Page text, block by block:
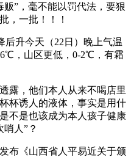
”，毫不能以罚代法，要狠
，一批！！！
升今天（22日）晚上气温
，山区更低，0-2℃，有霜
，他们本人从来不喝店里
杯诱人的液体，事实是用什
不是也该成为本人孩子健康
哨人”？
《山西省人平易近关于颁